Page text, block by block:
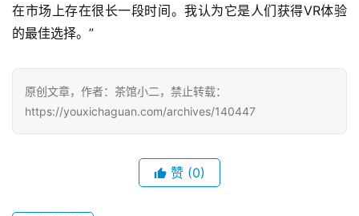
2
5
十
三
届
在市场上存在很长一段时间。我认为它是人们获得VR体验
的最佳选择。”
原创文章，作者：茶馆小二，禁止转载：
https://youxichaguan.com/archives/140447
赞 (0)